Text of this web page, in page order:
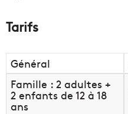
Tarifs
Général
Famille : 2 adultes +
2 enfants de 12 à 18
ans